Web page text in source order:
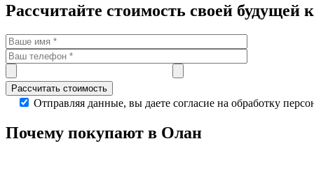
Рассчитайте стоимость своей будущей
Отправляя данные, вы даете согласие на обработку
Почему покупают в Олан